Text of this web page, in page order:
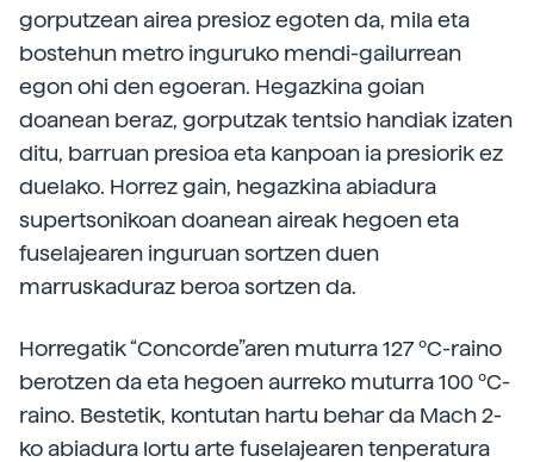
gorputzean airea presioz egoten da, mila eta
bostehun metro inguruko mendi-gailurrean
egon ohi den egoeran. Hegazkina goian
doanean beraz, gorputzak tentsio handiak izaten
ditu, barruan presioa eta kanpoan ia presiorik ez
duelako. Horrez gain, hegazkina abiadura
supertsonikoan doanean aireak hegoen eta
fuselajearen inguruan sortzen duen
marruskaduraz beroa sortzen da.
Horregatik “Concorde”aren muturra 127 ºC-raino
berotzen da eta hegoen aurreko muturra 100 ºC-
raino. Bestetik, kontutan hartu behar da Mach 2-
ko abiadura lortu arte fuselajearen tenperatura